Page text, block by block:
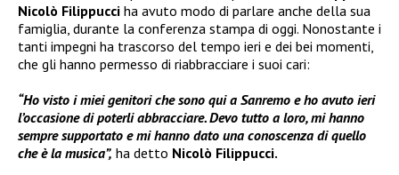
Nicolò Filippucci ha avuto modo di parlare anche della sua
famiglia, durante la conferenza stampa di oggi. Nonostante i
tanti impegni ha trascorso del tempo ieri e dei bei momenti,
che gli hanno permesso di riabbracciare i suoi cari:
“Ho visto i miei genitori che sono qui a Sanremo e ho avuto ieri
l’occasione di poterli abbracciare. Devo tutto a loro, mi hanno
sempre supportato e mi hanno dato una conoscenza di quello
che è la musica”, ha detto Nicolò Filippucci.